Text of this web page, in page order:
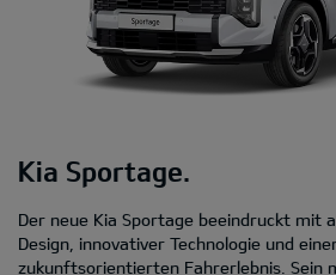
Kia Sportage.
Der neue Kia Sportage beeindruckt mit
Design, innovativer Technologie und
zukunftsorientierten Fahrerlebnis.